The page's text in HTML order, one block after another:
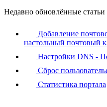
Недавно обновлённые статьи
Добавление
настольный почтовый
Настройки DNS -
Сброс
Статистика портала